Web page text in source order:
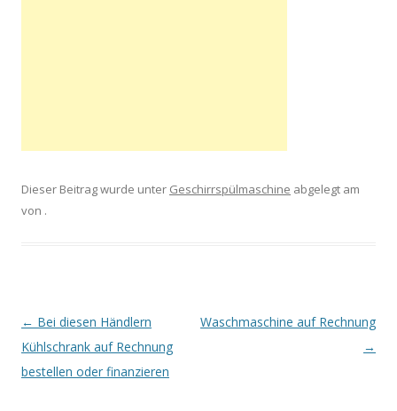
Dieser Beitrag wurde unter Geschirrspülmaschine abgelegt am
von .
Artikel-Navigation
← Bei diesen Händlern
Kühlschrank auf Rechnung
bestellen oder finanzieren
Waschmaschine auf Rechnung
→